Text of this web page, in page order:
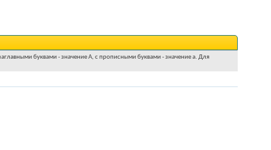
буквами - значение A, с прописными буквами - значение а. Для